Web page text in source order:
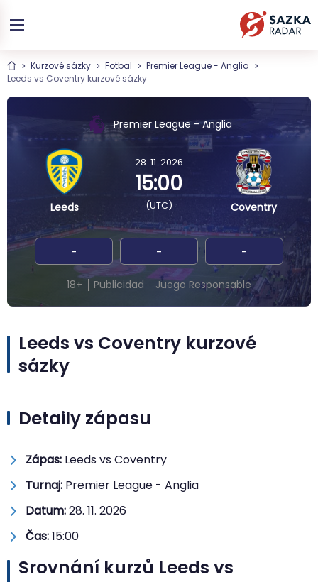
Kurzové sázky Fotbal
Premier League - Anglia
Leeds vs Coventry kurzové sázky
Premier League - Anglia
Leeds
28. 11. 2026
15:00
(UTC) Coventry
- - -
18+ Publicidad Juego Responsable
Leeds vs Coventry kurzové
sázky
Detaily zápasu
Zápas: Leeds vs Coventry
Turnaj: Premier League - Anglia
Datum:28. 11. 2026
Čas:15:00
Srovnání kurzů Leeds vs